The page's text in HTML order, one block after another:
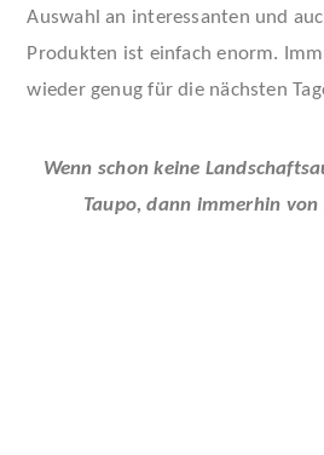
Auswahl an interessanten und
Produkten ist einfach enorm.
wieder genug für die nächsten
Wenn schon keine
Taupo, dann immerhin